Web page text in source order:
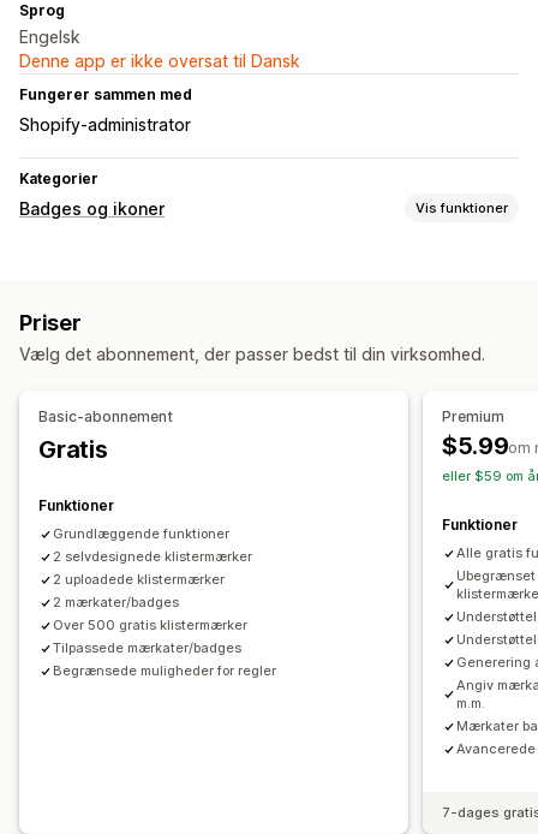
Sprog
Engelsk
Denne app er ikke oversat til Dansk
Fungerer sammen med
Shopify-administrator
Kategorier
Badges og ikoner Vis funktioner
Udsalgsbannere
Filupload
Placering af ikon
Manuel placering
Automatisk placering
Tilpassede sider Side med indkøbskurv
Kollektionssider
Startside Landingssider
Priser
Vælg det abonnement, der passer bedst til din virksomhed.
Basic-abonnement
Gratis
Funktioner
Grundlæggende funktioner
2 selvdesignede klistermærker
2 uploadede klistermærker
2 mærkater/badges
Over 500 gratis klistermærker
Tilpassede mærkater/badges
Begrænsede muligheder for regler
Premium
$5.99om
eller $59 om
Funktioner
Alle gratis
Generering
Angiv
m.m.
Mærkater
7-dages